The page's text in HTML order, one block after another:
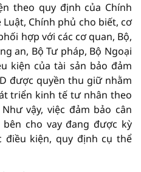
theo quy định của Chính
Chính phủ cho biết, cơ
hợp với các cơ quan, Bộ,
an, Bộ Tư pháp, Bộ Ngoại
kiện của tài sản bảo đảm
được quyền thu giữ nhằm
triển kinh tế tư nhân theo
vậy, việc đảm bảo cân
cho vay đang được kỳ
điều kiện, quy định cụ thể